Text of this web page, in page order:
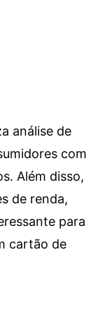
análise de
com
Além disso,
de renda,
para
cartão de